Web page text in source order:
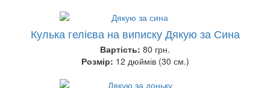
Кулька гелієва на виписку Дякую за Сина
Вартість: 80 грн.
Розмір: 12 дюймів (30 см.)